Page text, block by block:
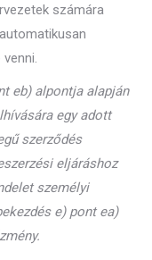
számára
eb) alpontja alapján
egy adott
szerződés
eljáráshoz
személyi
e) pont ea)